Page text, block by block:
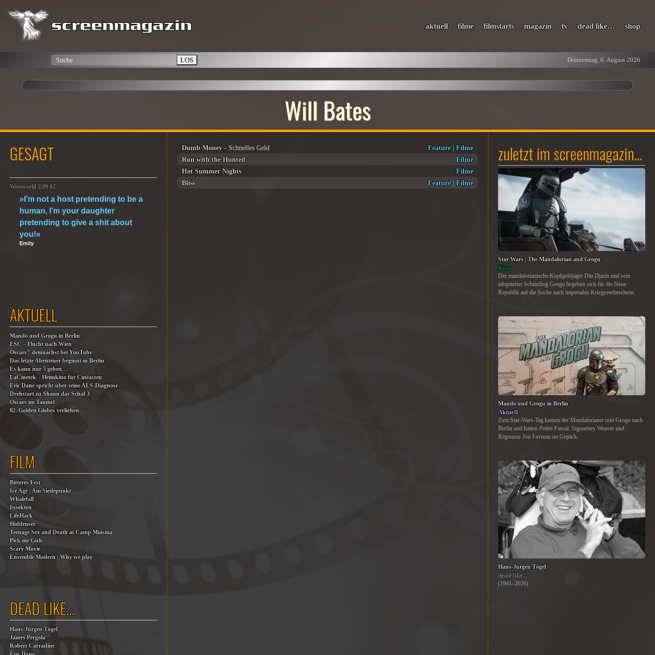
aktuell filme filmstarts magazin tv dead like… shop
LOS Donnerstag, 6. August 2026
Will Bates
Dumb Money- Schnelles Geld Feature| Filme
Run with the Hunted
Filme
Hot Summer Nights
Filme
Bliss
Feature| Filme
GESAGT
Westworld 2.09 02
»I’m not a host pretending to be a
human, I’m your daughter
pretending to give a shit about
you!«
Emily
AKTUELL
Mando und Grogu in Berlin
ESC – Flucht nach Wien
Oscars® demnächst bei YouTube
Das letzte Abenteuer beginnt in Berlin
Es kann nur 5 geben…
LaCinetek – Heimkino für Cinéasten
Eric Dane spricht über seine ALS-Diagnose
Drehstart zu Shaun das Schaf 3
Oscars im Taumel
82. Golden Globes verliehen
FILM
Bitteres Fest
Ice Age | Am Siedepunkt
Whalefall
Insekten
LifeHack
Hiddensee
Teenage Sex and Death at Camp Miasma
Pick me Girls
Scary Movie
Ensemble Modern | Why we play
DEAD LIKE…
Hans-Jürgen Tögel
James Pergola
Robert Carradine
zuletzt im screenmagazin…
Star Wars | The Mandalorian and Grogu
Kino
Der mandalorianische Kopfgeldjäger Din Djarin und sein
adoptierter Schützling Grogu begeben sich für die Neue
Republik auf die Suche nach imperialen Kriegsverbrechern.
Mando und Grogu in Berlin
Aktuell
Zum Star-Wars-Tag kamen der Mandalorianer und Grogu nach
Berlin und hatten Pedro Pascal, Sigourney Weaver und
Regisseur Jon Favreau im Gepäck.
Hans-Jürgen Tögel
dead like...
(1941–2026)